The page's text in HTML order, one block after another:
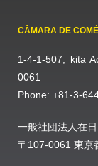
CÂMARA DE
1-4-1-507, kita
0061
Phone: +81-3-
一般社団法人在
〒107-0061 東京